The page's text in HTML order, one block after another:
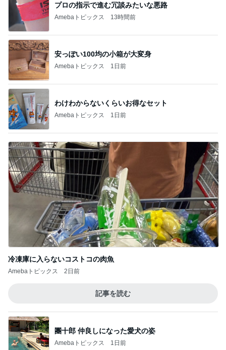
プロの指示で進む冗談みたいな悪路
Amebaトピックス 13時間前
安っぽい100均の小箱が大変身
Amebaトピックス 1日前
わけわからないくらいお得なセット
Amebaトピックス 1日前
冷凍庫に入らないコストコの肉魚
Amebaトピックス 2日前
記事を読む
團十郎 仲良しになった愛犬の姿
Amebaトピックス 1日前